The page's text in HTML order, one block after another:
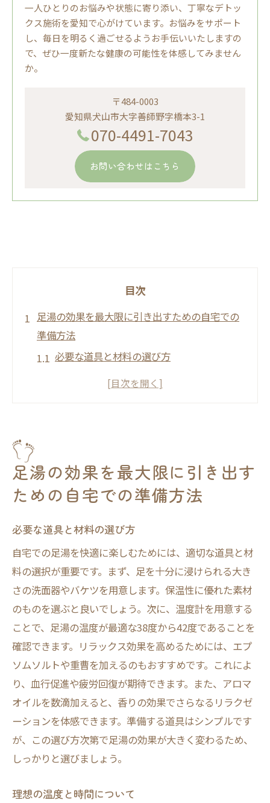
一人ひとりのお悩みや状態に寄り添い、丁寧なデトッ
クス施術を愛知で心がけています。お悩みをサポート
し、毎日を明るく過ごせるようお手伝いいたしますの
で、ぜひ一度新たな健康の可能性を体感してみません
か。
〒484-0003
愛知県犬山市大字善師野字橋本3-1
070-4491-7043
お問い合わせはこちら
目次
足湯の効果を最大限に引き出すための自宅での
準備方法
必要な道具と材料の選び方
理想の温度と時間について
足湯後のケア方法
リラックス効果アップ！アロマを使った自宅足
湯の楽しみ方
初心者におすすめのアロマオイル
足湯にアロマを加える方法
リラックスできる香りの選び方
アロマ足湯の実践ステップ
アロマ足湯で心身を癒す
足湯と血行促進：冷え性改善に自宅でできる簡
単ステップ
足湯が血行に与える影響
冷え性に効果的な足湯のポイント
足湯で冷え性を和らげる工夫
血行促進のための足湯の頻度
足湯での血行改善実践例
足湯の効果を最大限に引き出す
ための自宅での準備方法
必要な道具と材料の選び方
自宅での足湯を快適に楽しむためには、適切な道具と材
料の選択が重要です。まず、足を十分に浸けられる大き
さの洗面器やバケツを用意します。保温性に優れた素材
のものを選ぶと良いでしょう。次に、温度計を用意する
ことで、足湯の温度が最適な38度から42度であることを
確認できます。リラックス効果を高めるためには、エプ
ソムソルトや重曹を加えるのもおすすめです。これによ
り、血行促進や疲労回復が期待できます。また、アロマ
オイルを数滴加えると、香りの効果でさらなるリラクゼ
ーションを体感できます。準備する道具はシンプルです
が、この選び方次第で足湯の効果が大きく変わるため、
しっかりと選びましょう。
理想の温度と時間について